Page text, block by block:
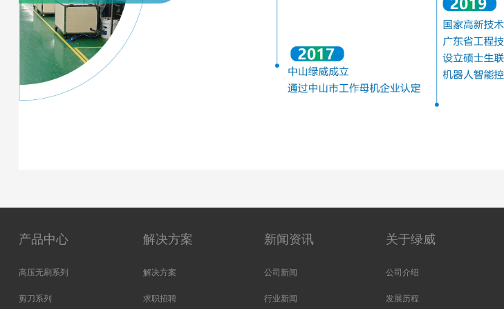
产品中心
高压无刷系列
剪刀系列
解决方案
解决方案
求职招聘
新闻资讯
公司新闻
行业新闻
关于绿威
公司介绍
发展历程